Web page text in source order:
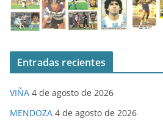
Entradas recientes
VIÑA 4 de agosto de 2026
MENDOZA 4 de agosto de 2026